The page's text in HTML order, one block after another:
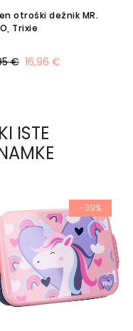
otroški dežnik MR.
Trixie
16,96 €
€
ISTE
-39%